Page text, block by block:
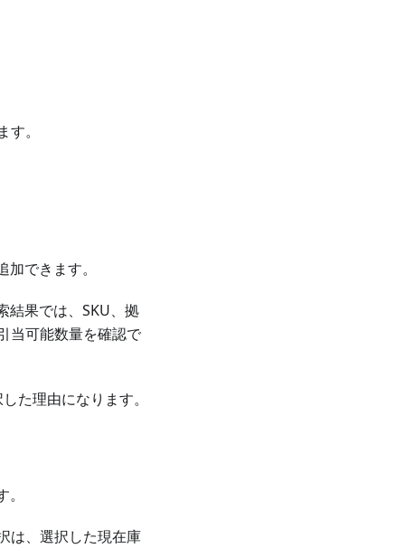
。
できます。
結果では、SKU、拠
当可能数量を確認で
た理由になります。
は、選択した現在庫